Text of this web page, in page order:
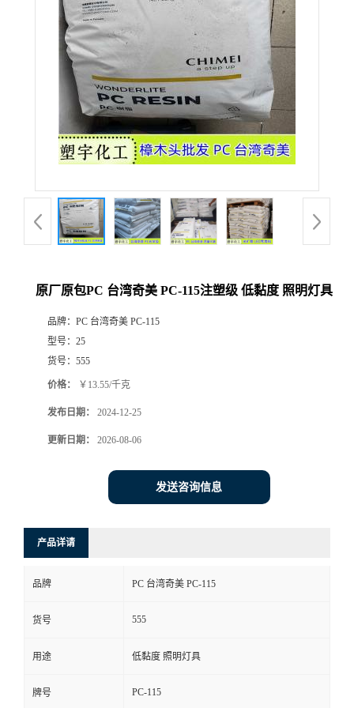
原厂原包PC 台湾奇美 PC-115注塑级 低黏度 照明灯具
品牌： PC 台湾奇美 PC-115
型号： 25
货号： 555
价格： ￥13.55/千克
发布日期： 2024-12-25
更新日期： 2026-08-06
发送咨询信息
产品详请
品牌 PC 台湾奇美 PC-115
货号 555
用途 低黏度 照明灯具
牌号 PC-115